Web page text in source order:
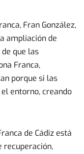
Fran González,
ampliación de
que las
Franca,
porque si las
entorno, creando
de Cádiz está
recuperación,